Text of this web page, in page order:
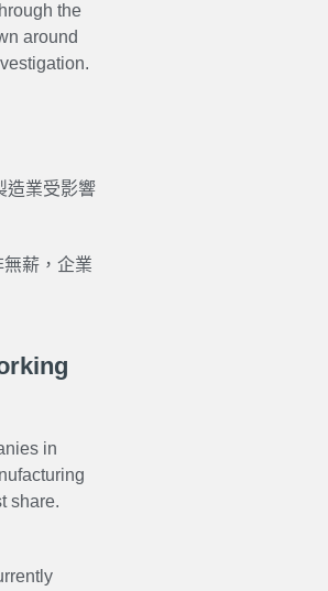
the
around
造業受影響
薪，企業
in
share.